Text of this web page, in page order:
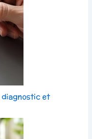
diagnostic et